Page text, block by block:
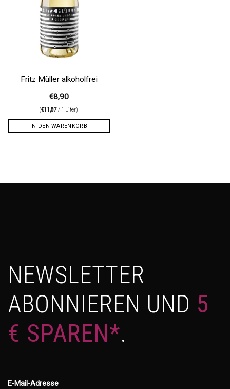
Fritz Müller alkoholfrei
€8,90
(€11,87/ 1 Liter)
IN DEN WARENKORB
NEWSLETTER
ABONNIEREN UND 5
€ SPAREN*.
E-Mail-Adresse